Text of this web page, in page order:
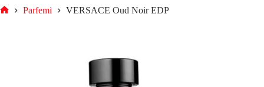
Parfemi VERSACE Oud Noir EDP